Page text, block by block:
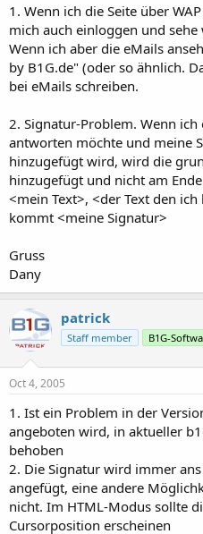
e
r
1. Wenn ich die Seite über
mich auch einloggen und
Wenn ich aber die eMails
by B1G.de" (oder so ähnlich.
bei eMails schreiben.
2. Signatur-Problem. Wenn
antworten möchte und meine
hinzugefügt wird, wird die
hinzugefügt und nicht am
<mein Text>, <der Text den
kommt <meine Signatur>
Gruss
Dany
patrick
Staff member B1G-
Oct 4, 2005
1. Ist ein Problem in der
angeboten wird, in aktueller
behoben
2. Die Signatur wird immer
angefügt, eine andere
nicht. Im HTML-Modus sollte
Cursorposition erscheinen